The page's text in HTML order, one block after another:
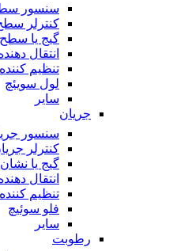
سنسور
کنترلر
گیج یا
انتقال
تنظیم
لول سویئچ
سایر
جریان
سنسور
کنترلر
گیج یا
انتقال
تنظیم
فلو سوئیچ
سایر
رطوبت